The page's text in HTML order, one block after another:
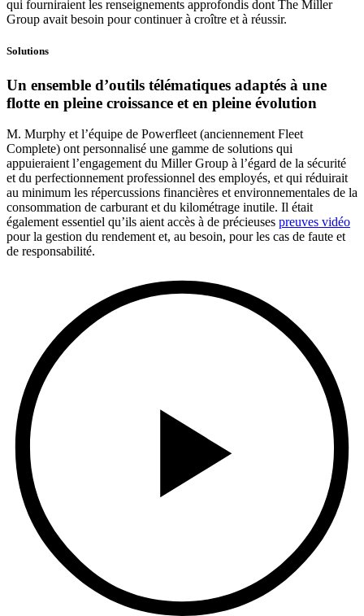
qui fourniraient les renseignements approfondis dont The Miller
Group avait besoin pour continuer à croître et à réussir.
Solutions
Un ensemble d’outils télématiques adaptés à une
flotte en pleine croissance et en pleine évolution
M. Murphy et l’équipe de Powerfleet (anciennement Fleet
Complete) ont personnalisé une gamme de solutions qui
appuieraient l’engagement du Miller Group à l’égard de la sécurité
et du perfectionnement professionnel des employés, et qui réduirait
au minimum les répercussions financières et environnementales de la
consommation de carburant et du kilométrage inutile. Il était
également essentiel qu’ils aient accès à de précieuses preuves vidéo
pour la gestion du rendement et, au besoin, pour les cas de faute et
de responsabilité.